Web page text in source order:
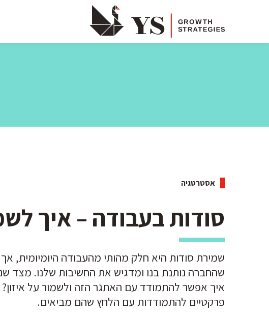
אסטרטגיה
סודות בעבודה – איך
שמירת סודות היא חלק מהותי מהעבודה היומיומית,
שהחברה נותנת בנו ומדגיש את החשיבות שלנו. מצד
איך אפשר להתמודד עם האתגר הזה ולשמור על
פרקטיים להתמודדות עם הלחץ שהם מביאים.